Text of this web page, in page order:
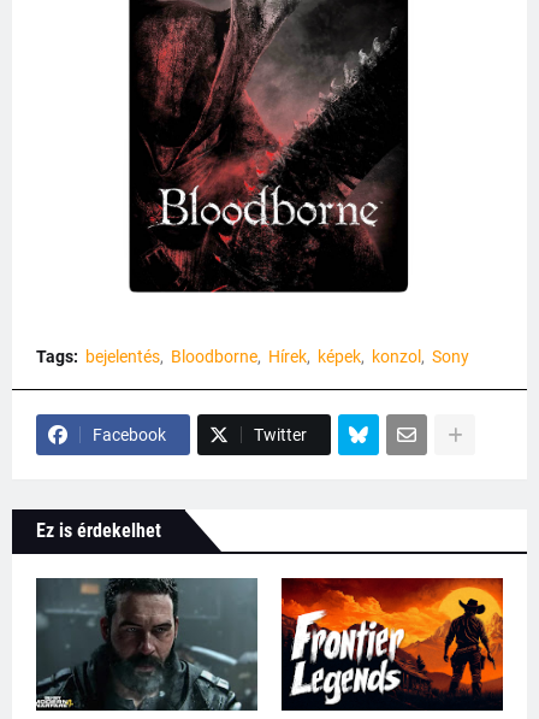
Tags: bejelentés Bloodborne Hírek képek konzol Sony
Facebook Twitter
Ez is érdekelhet